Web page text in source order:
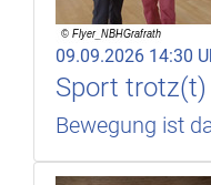
09.09.2026 14:30
Sport trotz(t)
Bewegung ist